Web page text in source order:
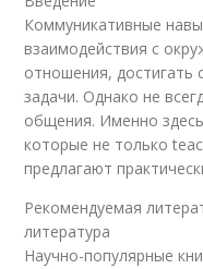
Коммуникативные
взаимодействия с
отношения, достигать
задачи. Однако не
общения. Именно
которые не только
предлагают
Рекомендуемая
литература
Научно-популярные